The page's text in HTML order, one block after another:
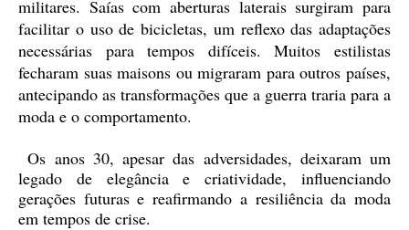
militares. Saías com aberturas laterais surgiram para
facilitar o uso de bicicletas, um reflexo das adaptações
necessárias para tempos difíceis. Muitos estilistas
fecharam suas maisons ou migraram para outros países,
antecipando as transformações que a guerra traria para a
moda e o comportamento.
Os anos 30, apesar das adversidades, deixaram um
legado de elegância e criatividade, influenciando
gerações futuras e reafirmando a resiliência da moda
em tempos de crise.